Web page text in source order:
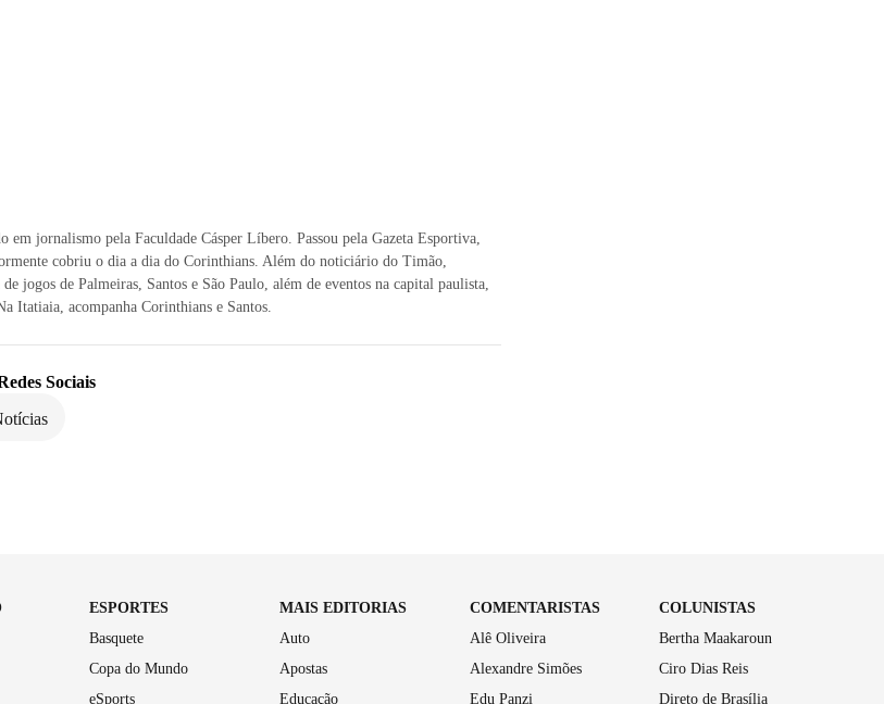
em jornalismo pela Faculdade Cásper Líbero. Passou pela Gazeta Esportiva,
cobriu o dia a dia do Corinthians. Além do noticiário do Timão,
jogos de Palmeiras, Santos e São Paulo, além de eventos na capital paulista,
Itatiaia, acompanha Corinthians e Santos.
Sociais
ESPORTES
Basquete
Copa do Mundo
eSports
MAIS EDITORIAS
Auto
Apostas
Educação
COMENTARISTAS
Alê Oliveira
Alexandre Simões
Edu Panzi
COLUNISTAS
Bertha Maakaroun
Ciro Dias Reis
Direto de Brasília